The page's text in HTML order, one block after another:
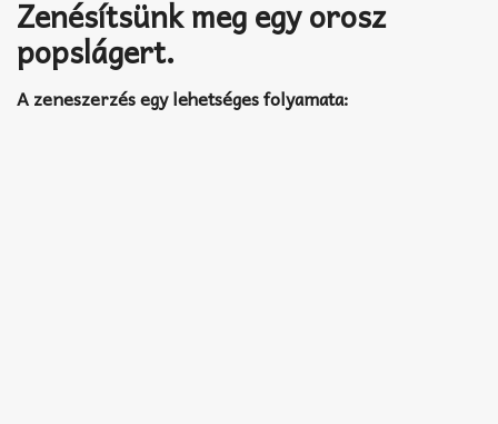
TABok
Improvizáció
Zenésítsünk meg egy orosz
popslágert.
A zeneszerzés egy lehetséges folyamata: